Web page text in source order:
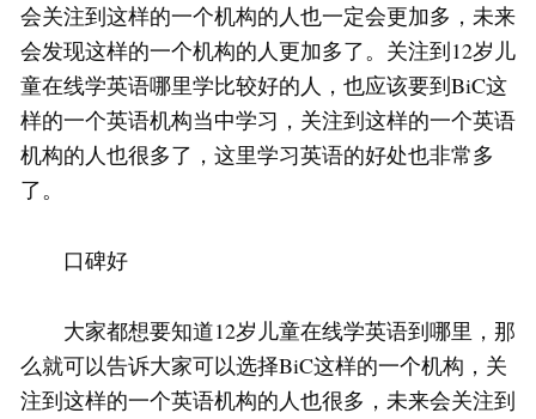
会关注到这样的一个机构的人也一定会更加多，未来
会发现这样的一个机构的人更加多了。关注到12岁儿
童在线学英语哪里学比较好的人，也应该要到BiC这
样的一个英语机构当中学习，关注到这样的一个英语
机构的人也很多了，这里学习英语的好处也非常多
了。
口碑好
大家都想要知道12岁儿童在线学英语到哪里，那
么就可以告诉大家可以选择BiC这样的一个机构，关
注到这样的一个英语机构的人也很多，未来会关注到